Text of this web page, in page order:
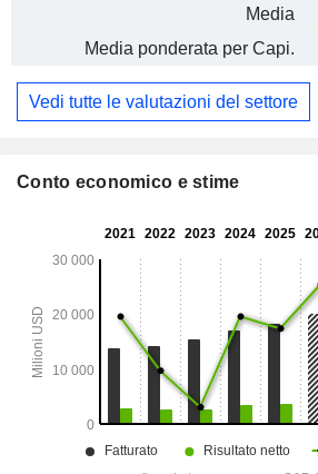
Media
Media ponderata per Capi.
Vedi tutte le valutazioni del settore
Conto economico e stime